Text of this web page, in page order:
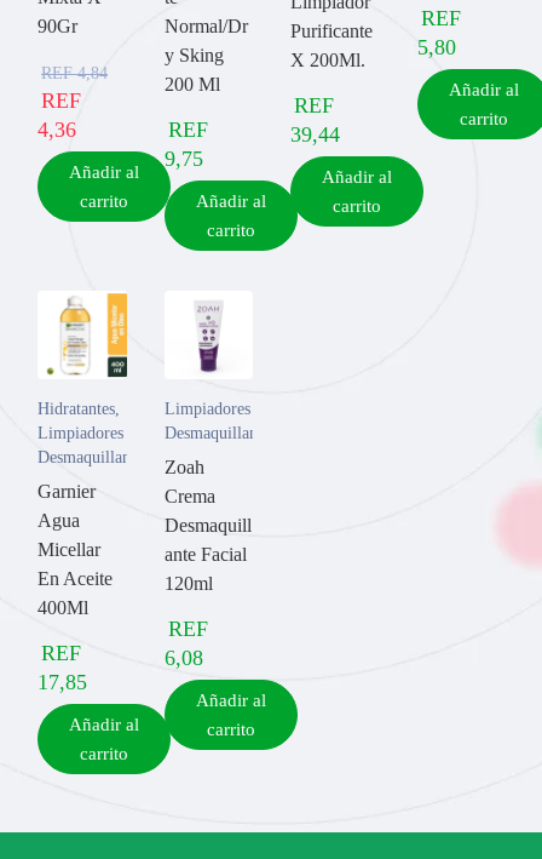
90Gr
REF4,84
REF
4,36
Añadir al
carrito
Normal/Dr
y Sking
200 Ml
REF
9,75
Añadir al
carrito
Purificante
X 200Ml.
REF
39,44
Añadir al
carrito
REF
5,80
Añadir al
carrito
Hidratantes,
Limpiadores y
Desmaquillantes
Garnier
Agua
Micellar
En Aceite
400Ml
REF
17,85
Añadir al
carrito
Limpiadores y
Desmaquillantes
Zoah
Crema
Desmaquill
ante Facial
120ml
REF
6,08
Añadir al
carrito